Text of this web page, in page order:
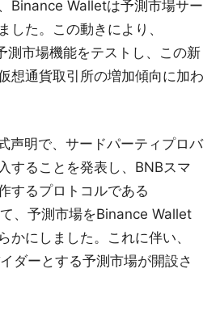
Binance Walletは予測市場サー
した。この動きにより、
測市場機能をテストし、この新
想通貨取引所の増加傾向に加わ
声明で、サードパーティプロバ
することを発表し、BNBスマ
するプロトコルである
、予測市場をBinance Wallet
かにしました。これに伴い、
ダーとする予測市場が開設さ